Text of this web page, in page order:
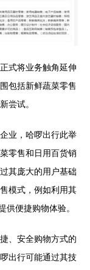
式将业务触角延伸
包括新鲜蔬菜零售
尝试。
业，哈啰出行此举
零售和日用百货销
其庞大的用户基础
模式，例如利用其
供便捷购物体验。
、安全购物方式的
出行可能通过其技